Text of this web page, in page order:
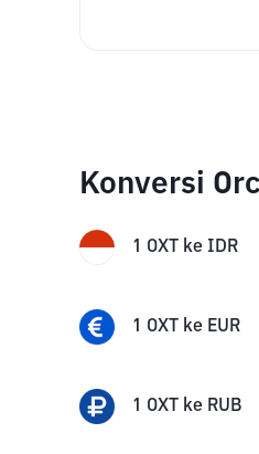
Konversi
1 OXT ke IDR
1 OXT ke EUR
1 OXT ke RUB